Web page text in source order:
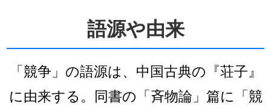
語源や由来
「競争」の語源は、中国古典の『荘子』
に由来する。同書の「斉物論」篇に「競